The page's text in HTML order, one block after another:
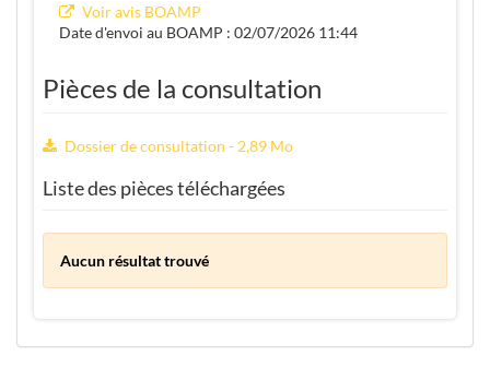
Voir avis BOAMP
Date d'envoi au BOAMP : 02/07/2026 11:44
Pièces de la consultation
Dossier de consultation - 2,89 Mo
Liste des pièces téléchargées
Aucun résultat trouvé